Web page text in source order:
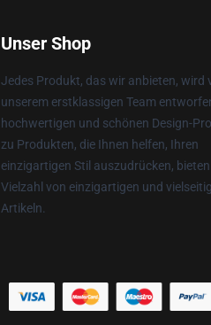
Unser Shop
Jedes Produkt, das wir anbieten, wird
unserem erstklassigen Team
hochwertigen und schönen Design-
zu Produkten, die Ihnen helfen, Ihren
einzigartigen Stil auszudrücken,
Vielzahl von einzigartigen und
Artikeln.